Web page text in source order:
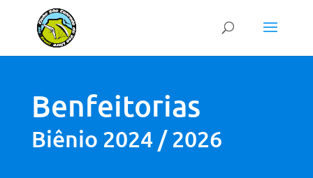
Benfeitorias
Biênio 2024 / 2026